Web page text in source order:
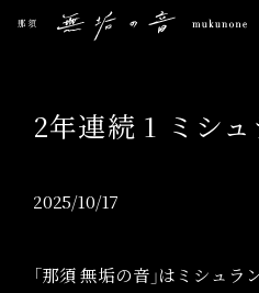
2年連続 1 ミシ
2025/10/17
「那須 無垢の音」はミシュ